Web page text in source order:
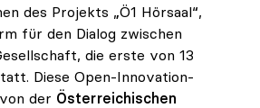
des Projekts „Ö1 Hörsaal“,
für den Dialog zwischen
die erste von 13
Diese Open-Innovation-
der Österreichischen